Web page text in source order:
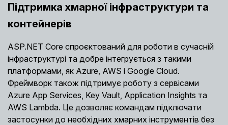
Підтримка хмарної інфраструктури та
контейнерів
ASP.NET Core спроєктований для роботи в сучасній
інфраструктурі та добре інтегрується з такими
платформами, як Azure, AWS і Google Cloud.
Фреймворк також підтримує роботу з сервісами
Azure App Services, Key Vault, Application Insights та
AWS Lambda. Це дозволяє командам підключати
застосунки до необхідних хмарних інструментів без